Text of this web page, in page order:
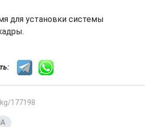
для установки системы
177198